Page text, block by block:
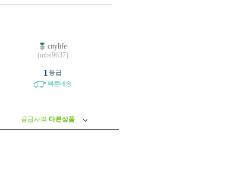
citylife
(mbs9637)
1 등급
빠른배송
공급사의 다른상품